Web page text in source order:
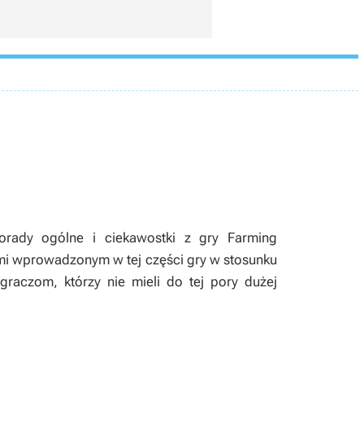
ogólne i ciekawostki z gry Farming
wprowadzonym w tej części gry w stosunku
którzy nie mieli do tej pory dużej